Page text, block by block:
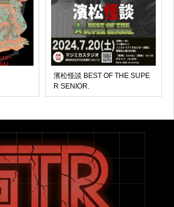
濱松怪談 BEST OF THE SUPE
R SENIOR.